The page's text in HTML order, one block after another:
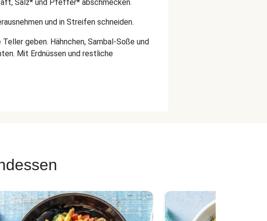
Salz* und Pfeffer* abschmecken.
und in Streifen schneiden.
geben. Hähnchen, Sambal-Soße und
Mit Erdnüssen und restliche